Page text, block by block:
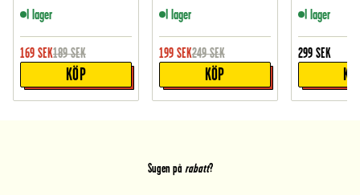
I lager
169 SEK189 SEK
KÖP
I lager
199 SEK249 SEK
KÖP
I lager
299 SEK
Sugen på rabatt?